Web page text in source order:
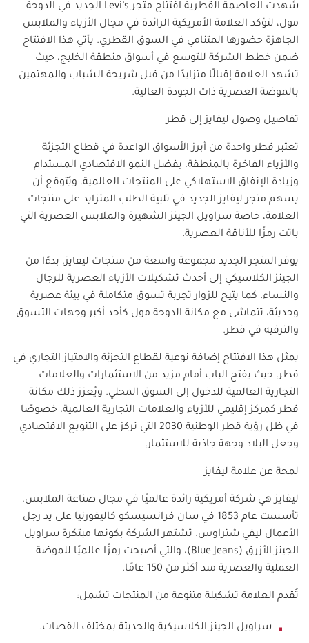
شهدت العاصمة القطرية افتتاح متجرLevi’s الجديد في الدوحة
مول، لتؤكد العلامة الأمريكية الرائدة في مجال الأزياء والملابس
الجاهزة حضورها المتنامي في السوق القطري. يأتي هذا الافتتاح
ضمن خطط الشركة للتوسع في أسواق منطقة الخليج، حيث
تشهد العلامة إقبالًا متزايدًا من قبل شريحة الشباب والمهتمين
بالموضة العصرية ذات الجودة العالية.
تفاصيل وصول ليفايز إلى قطر
تعتبر قطر واحدة من أبرز الأسواق الواعدة في قطاع التجزئة
والأزياء الفاخرة بالمنطقة، بفضل النمو الاقتصادي المستدام
وزيادة الإنفاق الاستهلاكي على المنتجات العالمية. ويُتوقع أن
يسهم متجر ليفايز الجديد في تلبية الطلب المتزايد على منتجات
العلامة، خاصة سراويل الجينز الشهيرة والملابس العصرية التي
باتت رمزًا للأناقة العصرية.
يوفر المتجر الجديد مجموعة واسعة من منتجات ليفايز، بدءًا من
الجينز الكلاسيكي إلى أحدث تشكيلات الأزياء العصرية للرجال
والنساء. كما يتيح للزوار تجربة تسوق متكاملة في بيئة عصرية
وحديثة، تتماشى مع مكانة الدوحة مول كأحد أكبر وجهات التسوق
والترفيه في قطر.
يمثل هذا الافتتاح إضافة نوعية لقطاع التجزئة والامتياز التجاري في
قطر، حيث يفتح الباب أمام مزيد من الاستثمارات والعلامات
التجارية العالمية للدخول إلى السوق المحلي. ويُعزز ذلك مكانة
قطر كمركز إقليمي للأزياء والعلامات التجارية العالمية، خصوصًا
في ظل رؤية قطر الوطنية 2030 التي تركز على التنويع الاقتصادي
وجعل البلاد وجهة جاذبة للاستثمار.
لمحة عن علامة ليفايز
ليفايز هي شركة أمريكية رائدة عالميًا في مجال صناعة الملابس،
تأسست عام 1853 في سان فرانسيسكو كاليفورنيا على يد رجل
الأعمال ليفي شتراوس. تشتهر الشركة بكونها مبتكرة سراويل
الجينز الأزرق (Blue Jeans)، والتي أصبحت رمزًا عالميًا للموضة
العملية والعصرية منذ أكثر من 150 عامًا.
تُقدم العلامة تشكيلة متنوعة من المنتجات تشمل:
سراويل الجينز الكلاسيكية والحديثة بمختلف القصات.